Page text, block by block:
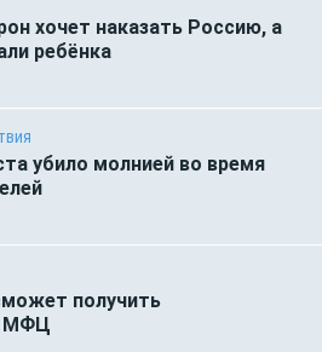
хочет наказать Россию, а
ребёнка
убило молнией во время
получить
МФЦ